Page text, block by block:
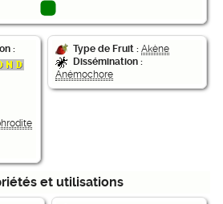
: Type de Fruit : Akène
Dissémination :
Anémochore
et utilisations